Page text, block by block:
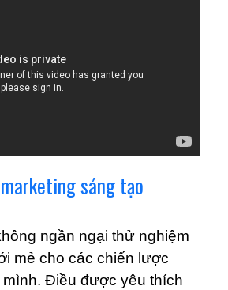
sáng tạo
ngần ngại thử nghiệm
mẻ cho các chiến lược
mình. Điều được yêu thích